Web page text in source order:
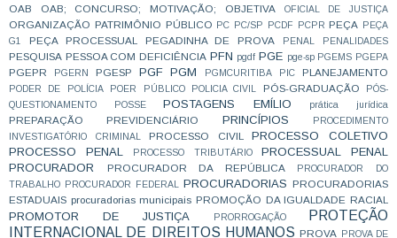
OAB OAB; CONCURSO; MOTIVAÇÃO; OBJETIVA OFICIAL DE JUSTIÇA
ORGANIZAÇÃO PATRIMÔNIO PÚBLICO PC PC/SP PCDF PCPR PEÇA
PEÇA
G1
PEÇA PROCESSUAL PEGADINHA DE PROVA PENAL PENALIDADES
PESQUISA PESSOA COM DEFICIÊNCIA PFN pgdf PGE pge-sp PGEMS PGEPA
PGEPR PGERN PGESP PGF PGM PGMCURITIBA PIC PLANEJAMENTO
PODER DE POLÍCIA POER PÚBLICO POLICIA CIVIL PÓS-GRADUAÇÃO
PÓS-
QUESTIONAMENTO
POSSE POSTAGENS EMÍLIO prática jurídica
PREPARAÇÃO PREVIDENCIÁRIO PRINCÍPIOS
PROCEDIMENTO
INVESTIGATÓRIO CRIMINAL
PROCESSO CIVIL
PROCESSO COLETIVO
PROCESSO PENAL
PROCESSO TRIBUTÁRIO
PROCESSUAL PENAL
PROCURADOR
PROCURADOR DA REPÚBLICA
PROCURADOR DO
TRABALHO
PROCURADOR FEDERAL PROCURADORIAS PROCURADORIAS
ESTADUAIS procuradorias municipais PROMOÇÃO DA IGUALDADE RACIAL
PROMOTOR DE JUSTIÇA PRORROGAÇÃO
PROTEÇÃO
INTERNACIONAL DE DIREITOS HUMANOS PROVA
PROVA DE